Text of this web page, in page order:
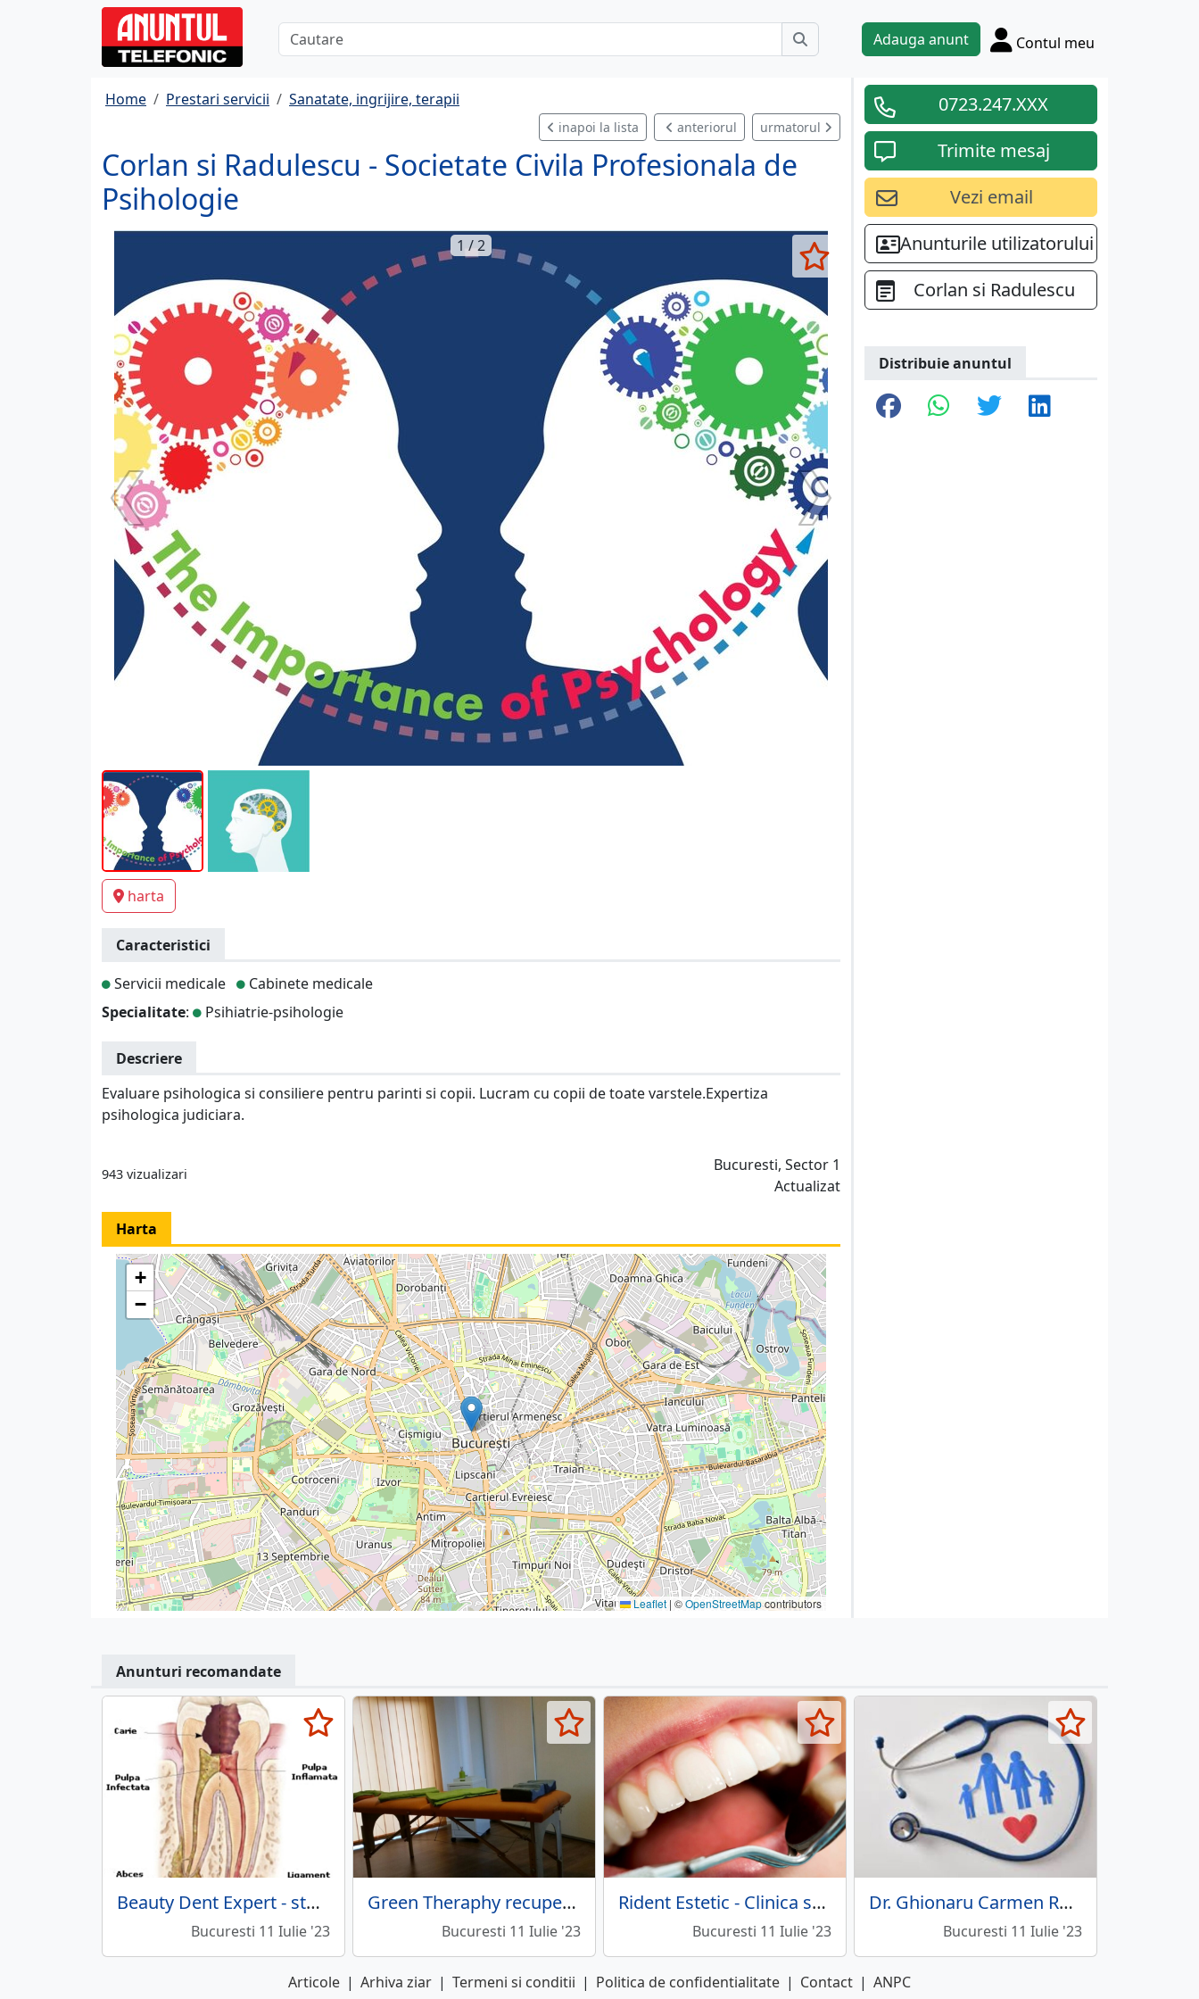
Adauga anunt Contul meu
Home Prestari servicii Sanatate, ingrijire, terapii
inapoi la lista anteriorul urmatorul
Corlan si Radulescu - Societate Civila Profesionala de
Psihologie
1 / 2
harta
Caracteristici
Servicii medicale
Cabinete medicale
Specialitate: Psihiatrie-psihologie
Descriere
Evaluare psihologica si consiliere pentru parinti si copii. Lucram cu copii de toate varstele.Expertiza
psihologica judiciara.
943 vizualizari
Bucuresti, Sector 1
Actualizat
Harta
+
−
Leaflet | ©OpenStreetMapcontributors
0723.247.XXX
Trimite mesaj
Vezi email
Anunturile utilizatorului
Corlan si Radulescu
Distribuie anuntul
Anunturi recomandate
Beauty Dent Expert - stomatologie estetica, implantologie
Bucuresti 11 Iulie '23
Green Theraphy recuperare medicala / kinetoterapie
Bucuresti 11 Iulie '23
Rident Estetic - Clinica stomatologica
Bucuresti 11 Iulie '23
Dr. Ghionaru Carmen Raluca - Medic de familie
Bucuresti 11 Iulie '23
Articole | Arhiva ziar | Termeni si conditii | Politica de confidentialitate | Contact | ANPC